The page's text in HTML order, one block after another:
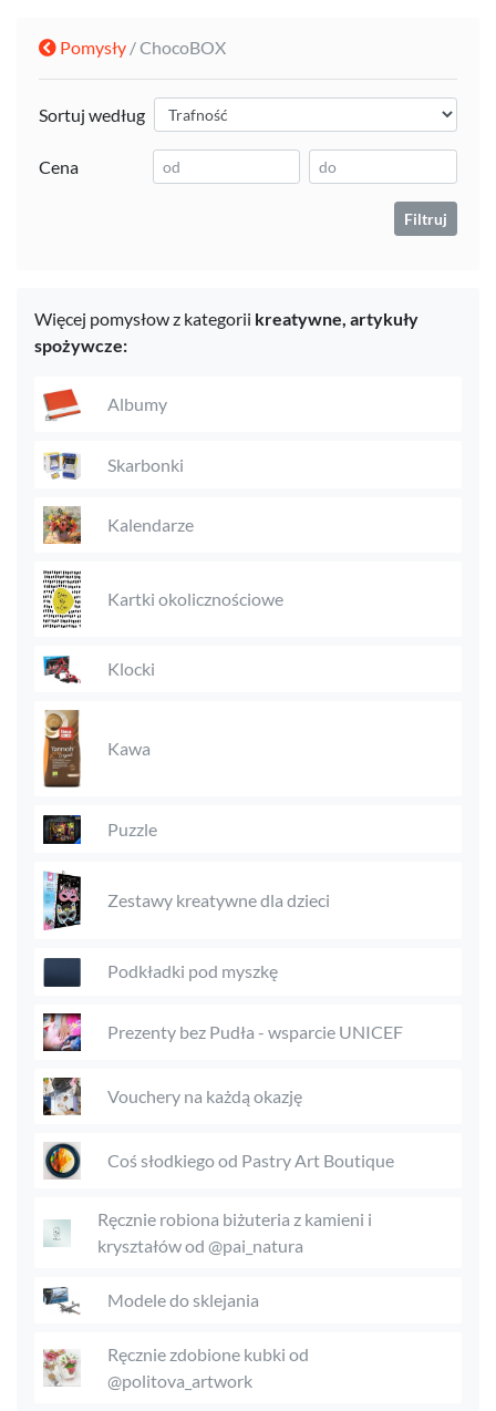
Pomysły / ChocoBOX
Sortuj według
Cena
Filtruj
Więcej pomysłow z kategorii kreatywne, artykuły
spożywcze:
Albumy
Skarbonki
Kalendarze
Kartki okolicznościowe
Klocki
Kawa
Puzzle
Zestawy kreatywne dla dzieci
Podkładki pod myszkę
Prezenty bez Pudła - wsparcie UNICEF
Vouchery na każdą okazję
Coś słodkiego od Pastry Art Boutique
Ręcznie robiona biżuteria z kamieni i
kryształów od @pai_natura
Modele do sklejania
Ręcznie zdobione kubki od
@politova_artwork